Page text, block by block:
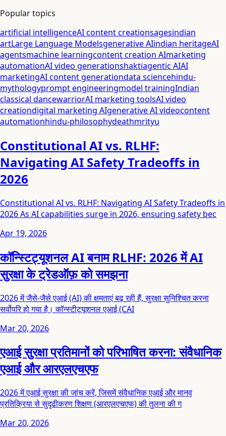
Popular topics
artificial intelligenceAI content creationsagesindian
artLarge Language Modelsgenerative AIindian heritageAI
agentsmachine learningcontent creation AImarketing
automationAI video generationshaktiagentic AIAI
marketingAI content generationdata sciencehindu-
mythologyprompt engineeringmodel trainingIndian
classical dancewarriorAI marketing toolsAI video
creationdigital marketing AIgenerative AI videocontent
automationhindu-philosophydeathmrityu
Constitutional AI vs. RLHF:
Navigating AI Safety Tradeoffs in
2026
Constitutional AI vs. RLHF: Navigating AI Safety Tradeoffs in
2026 As AI capabilities surge in 2026, ensuring safety bec
Apr 19, 2026
कॉन्स्टिट्यूशनल AI बनाम RLHF: 2026 में AI
सुरक्षा के ट्रेडऑफ़ को समझना
2026 में जैसे-जैसे एआई (AI) की क्षमताएं बढ़ रही हैं, सुरक्षा सुनिश्चित करना
सर्वोपरि हो गया है। कॉन्स्टीट्यूशनल एआई (CAI
Mar 20, 2026
एआई सुरक्षा प्रतिमानों को परिभाषित करना: संवैधानिक
एआई और आरएलएचएफ
2026 में एआई सुरक्षा की जांच करें, जिसमें संवैधानिक एआई और मानव
प्रतिक्रिया से सुदृढीकरण शिक्षण (आरएलएचएफ) की तुलना की ग
Mar 20, 2026